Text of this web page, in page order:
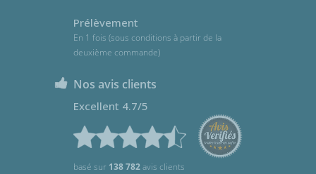
Prélèvement
En 1 fois (sous conditions à partir de la
deuxième commande)
Nos avis clients
Excellent 4.7/5
basé sur 138 782avis clients